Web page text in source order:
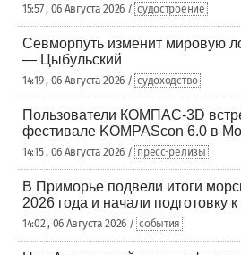
15:57 , 06 Августа 2026 / судостроение
Севморпуть изменит мировую
— Цыбульский
14:19 , 06 Августа 2026 / судоходство
Пользователи КОМПАС-3D
фестивале KOMPAScon 6.0 в
14:15 , 06 Августа 2026 / пресс-релизы
В Приморье подвели итоги
2026 года и начали подготовку
14:02 , 06 Августа 2026 / события